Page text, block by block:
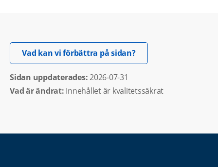
Vad kan vi förbättra på sidan?Öppnas i nytt fönster.
Sidan uppdaterades: 2026-07-31
Vad är ändrat: Innehållet är kvalitetssäkrat